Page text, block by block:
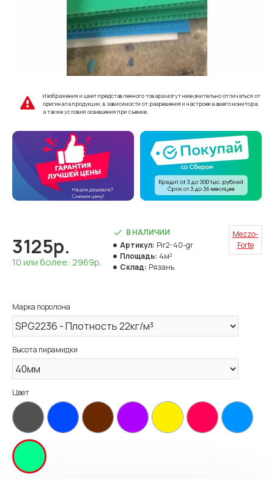
Изображения и цвет представленного товара могут незначительно отличаться от
оригинала продукции, в зависимости от разрешения и настроек вашего монитора,
а также условий освещения при съемке.
3125р.
10 или более: 2969р.
В НАЛИЧИИ
Артикул: Pir2-40-gr
Площадь: 4м²
Склад: Рязань
Mezzo-
Forte
Марка поролона
Высота пирамидки
Цвет